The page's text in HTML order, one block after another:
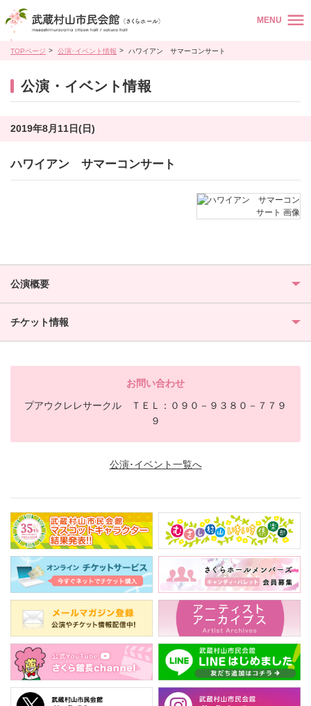
MENU
TOPページ 公演･イベント情報 ハワイアン サマーコンサート
公演・イベント情報
2019年8月11日(日)
ハワイアン サマーコンサート
公演概要
チケット情報
お問い合わせ
プアウクレレサークル ＴＥＬ：０９０－９３８０－７７９
９
公演･イベント一覧へ